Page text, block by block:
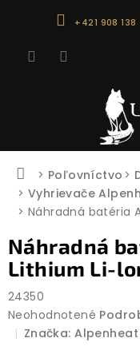
+421 908 138
Domov
Poľovníctvo
Vyhrievače
Náhradná batéria
Náhradná
Lithium Li-
24350
Priemerné
hodnotenie
Neohodnotené
Značka:Alpenheat